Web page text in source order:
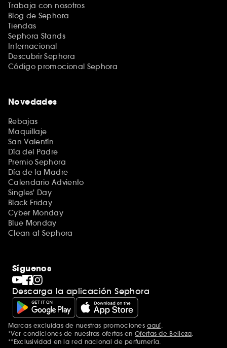
Trabaja con nosotros
Blog de Sephora
Tiendas
Sephora Stands
Internacional
Descubrir Sephora
Código promocional Sephora
Novedades
Rebajas
Maquillaje
San Valentín
Día del Padre
Premio Sephora
Día de la Madre
Calendario Adviento
Singles' Day
Black Friday
Cyber Monday
Blue Monday
Clean at Sephora
Síguenos
Descarga la aplicación Sephora
Marcas excluidas de nuestras promocionesaquí
*Ver condiciones de nuestras ofertas en Ofertas de Belleza
**Exclusividad en la red nacional de perfumería.